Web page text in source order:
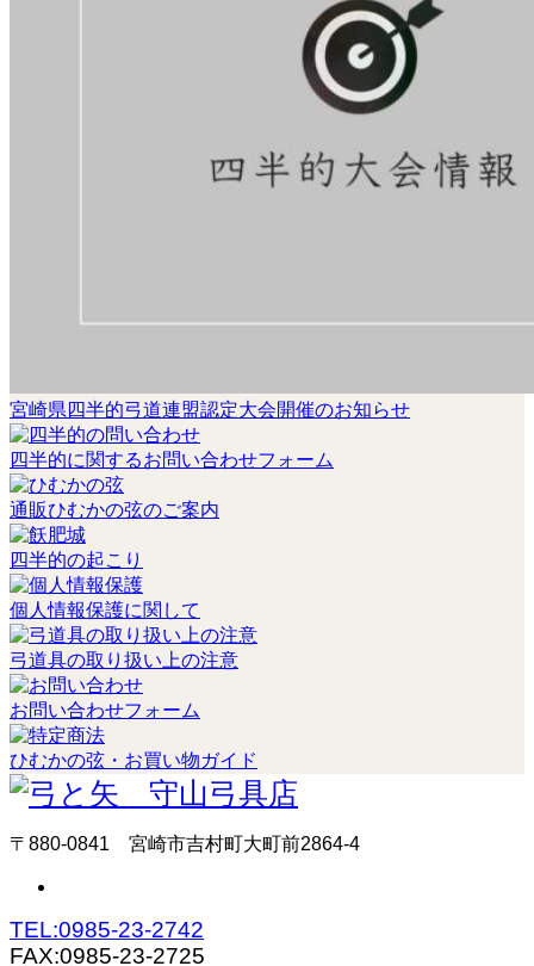
宮崎県四半的弓道連盟認定大会開催のお知らせ
四半的に関するお問い合わせフォーム
通販ひむかの弦のご案内
四半的の起こり
個人情報保護に関して
弓道具の取り扱い上の注意
お問い合わせフォーム
ひむかの弦・お買い物ガイド
〒880-0841 宮崎市吉村町大町前2864-4
TEL:0985-23-2742
FAX:0985-23-2725